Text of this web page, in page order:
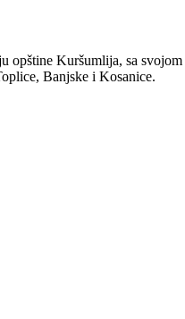
opštine Kuršumlija, sa
Banjske i Kosanice.